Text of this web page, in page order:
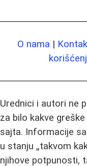
O nama |
Urednici i autori ne
za bilo kakve
sajta. Informacije
u stanju „takvom
njihove potpunosti,